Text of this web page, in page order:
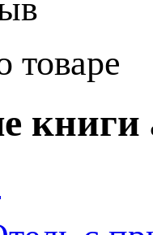
товаре
книги